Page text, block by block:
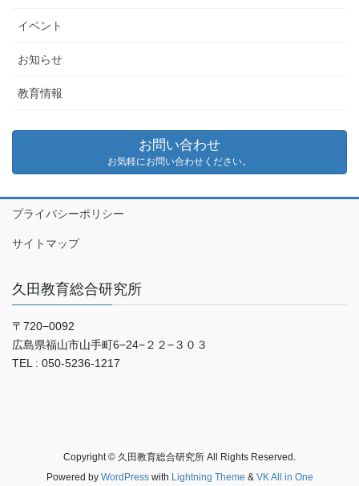
イベント
お知らせ
教育情報
お問い合わせ
お気軽にお問い合わせください。
プライバシーポリシー
サイトマップ
久田教育総合研究所
〒720−0092
広島県福山市山手町6−24−２２−３０３
TEL : 050-5236-1217
Copyright © 久田教育総合研究所 All Rights Reserved.
Powered by WordPresswith Lightning Theme & VK All in One